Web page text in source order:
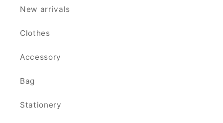
New arrivals
Clothes
Accessory
Bag
Stationery